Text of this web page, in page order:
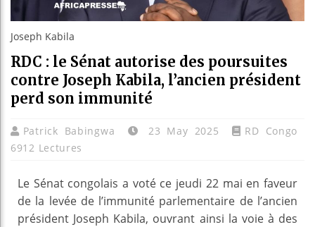
Joseph Kabila
RDC : le Sénat autorise des poursuites
contre Joseph Kabila, l’ancien président
perd son immunité
Patrick Babingwa 23 May 2025
RD Congo
6912 Lectures
Le Sénat congolais a voté ce jeudi 22 mai en faveur
de la levée de l’immunité parlementaire de l’ancien
président Joseph Kabila, ouvrant ainsi la voie à des